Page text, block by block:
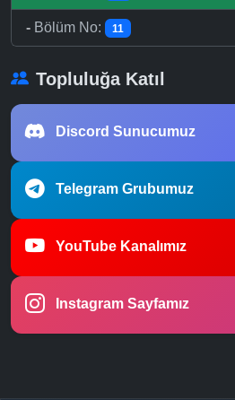
- Bölüm No: 11
Topluluğa Katıl
Discord Sunucumuz
Telegram Grubumuz
YouTube Kanalımız
Instagram Sayfamız